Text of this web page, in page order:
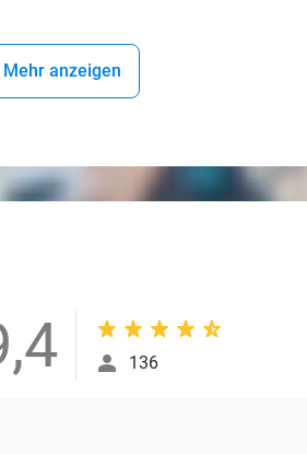
Mehr anzeigen
136